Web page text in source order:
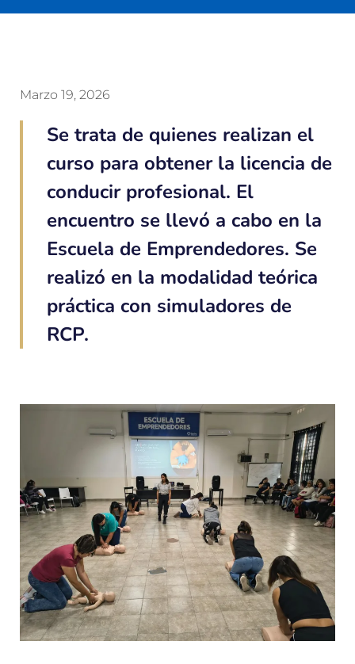
Marzo 19, 2026
Se trata de quienes realizan el
curso para obtener la licencia de
conducir profesional. El
encuentro se llevó a cabo en la
Escuela de Emprendedores. Se
realizó en la modalidad teórica
práctica con simuladores de
RCP.